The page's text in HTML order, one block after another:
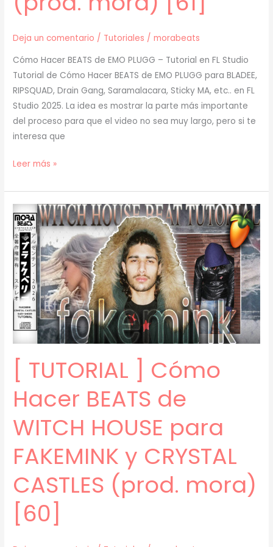
Deja un comentario / Tutoriales /morabeats
Cómo Hacer BEATS de EMO PLUGG – Tutorial en FL Studio
Tutorial de Cómo Hacer BEATS de EMO PLUGG para BLADEE,
RIPSQUAD, Drain Gang, Saramalacara, Sticky MA, etc.. en FL
Studio 2025. La idea es mostrar la parte más importante
del proceso para que el video no sea muy largo, pero si te
interesa que
[
]
Cómo
Hacer
EMO
PLUGG
(prod.
mora)
[61]
Leer más »
[ TUTORIAL ] Cómo
Hacer BEATS de
WITCH HOUSE para
FAKEMINK y CRYSTAL
CASTLES (prod. mora)
[60]